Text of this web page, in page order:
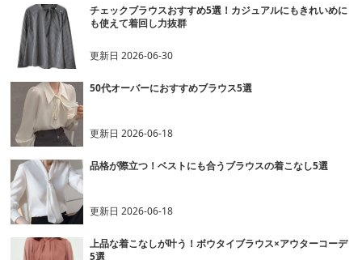
チェックブラウスおすすめ5選！カジュアルにもきれいめに
も使えて着回し力抜群
更新日2026-06-30
50代オーバーにおすすめブラウス5選
更新日2026-06-18
品格が際立つ！ベストにも合うブラウスの着こなし5選
更新日2026-06-18
上品な着こなしが叶う！ボウタイブラウス×アウターコーデ
5選